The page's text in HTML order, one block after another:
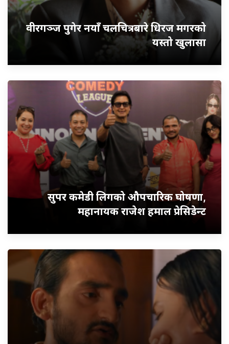
वीरगञ्ज पुगेर नयाँ चलचित्रबारे धिरज मगरको
यस्तो खुलासा
सुपर कमेडी लिगको औपचारिक घोषणा,
महानायक राजेश हमाल प्रेसिडेन्ट